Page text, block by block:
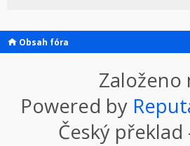
Obsah fóra
Založeno
Powered by
Český překlad